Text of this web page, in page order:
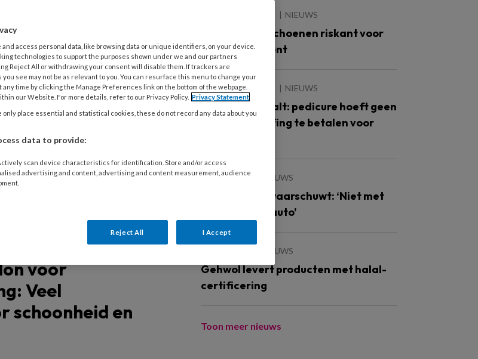
de Pedicure van start met
en cosmetische
een voetpakking,
en een heerlijk
Piédi
voor
Veel
schoonheid en
NIEUWS
Ook te grote schoenen riskant voor
diabetespatiënt
3 AUGUSTUS 2026 NIEUWS
Rechter bepaalt: pedicure hoeft geen
zuiveringsheffing te betalen voor
31 JULI 2026 NIEUWS
Verzekeraar waarschuwt: ‘Niet met
slippers in de auto’
NIEUWS
Gehwol levert producten met halal-
certificering
Toon meer nieuws
access personal data, like browsing data or unique identifiers, on your device.
technologies to support the purposes shown under we and our partners
Reject All or withdrawing your consent will disable them. If trackers are
see may not be as relevant to you. You can resurface this menu to change your
time by clicking the Manage Preferences link on the bottom of the webpage.
our Website. For more details, refer to our Privacy Policy. Privacy Statement
place essential and statistical cookies, these do not record any data about you
data to provide:
scan device characteristics for identification. Store and/or access
advertising and content, advertising and content measurement, audience
Reject All I Accept